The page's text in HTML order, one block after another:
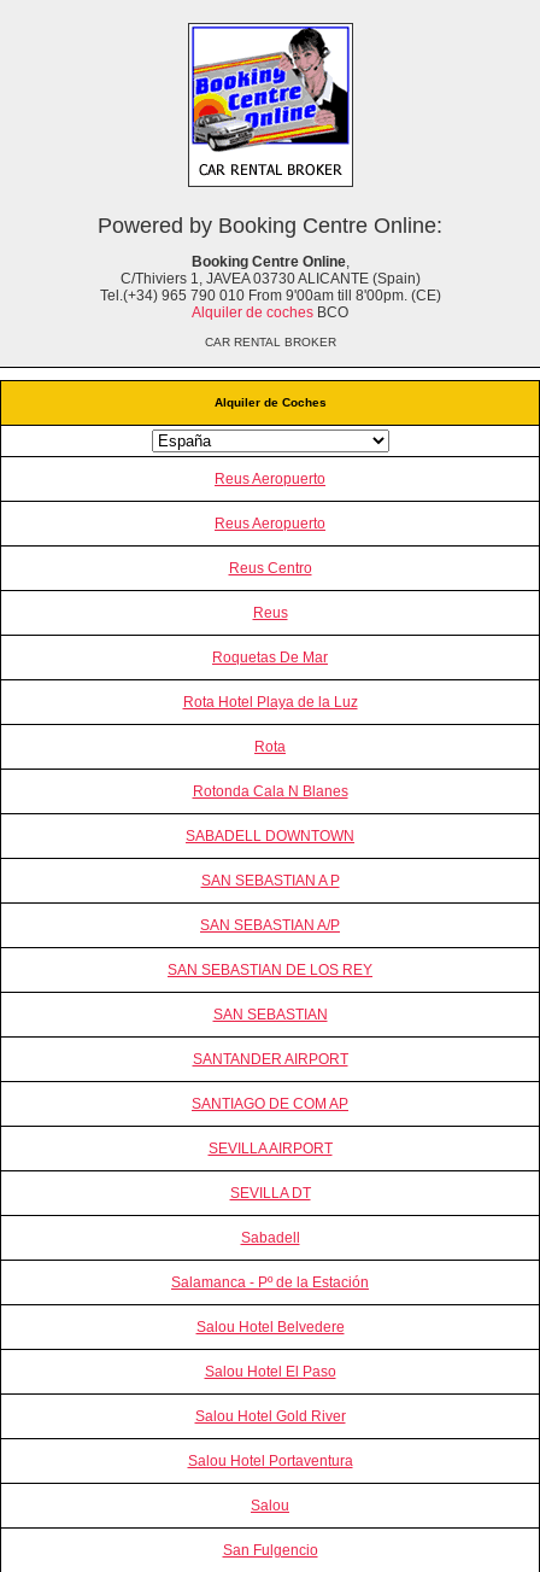
Alquiler de Coches
Reus Aeropuerto
Reus Aeropuerto
Reus Centro
Reus
Roquetas De Mar
Rota Hotel Playa de la Luz
Rota
Rotonda Cala N Blanes
SABADELL DOWNTOWN
SAN SEBASTIAN A P
SAN SEBASTIAN A/P
SAN SEBASTIAN DE LOS REY
SAN SEBASTIAN
SANTANDER AIRPORT
SANTIAGO DE COM AP
SEVILLA AIRPORT
SEVILLA DT
Sabadell
Salamanca - Pº de la Estación
Salou Hotel Belvedere
Salou Hotel El Paso
Salou Hotel Gold River
Salou Hotel Portaventura
Salou
San Fulgencio
Powered by Booking Centre Online:
Booking Centre Online,
C/Thiviers 1, JAVEA 03730 ALICANTE (Spain)
Tel.(+34) 965 790 010 From 9'00am till 8'00pm. (CE)
Alquiler de coches BCO
CAR RENTAL BROKER